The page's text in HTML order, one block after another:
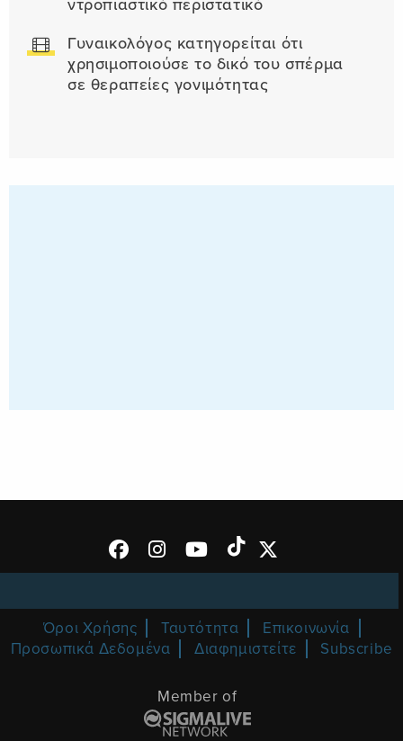
ντροπιαστικό περιστατικό
Γυναικολόγος κατηγορείται ότι
χρησιμοποιούσε το δικό του σπέρμα
σε θεραπείες γονιμότητας
Όροι Χρήσης Ταυτότητα
Επικοινωνία
Προσωπικά Δεδομένα
Διαφημιστείτε Subscribe
Member of